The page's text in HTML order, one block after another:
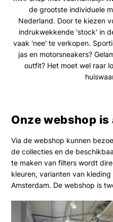
de grootste individuele
Nederland. Door te kiezen
indrukwekkende 'stock' in
vaak 'nee' te verkopen.
jas en motorsneakers?
outfit? Het moet wel raar
Onze webshop
Via de webshop kunnen
de collecties en de
te maken van filters wordt
kleuren, varianten van
Amsterdam. De webshop is